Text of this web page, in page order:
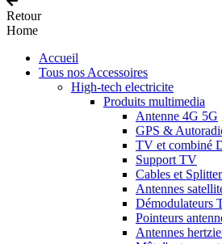
Retour
Home
Accueil
Tous nos Accessoires
High-tech electricite
Produits multimedia
Antenne 4G 5G
GPS &
TV et combiné
Support TV
Cables et
Antennes
Démodulateurs
Pointeurs
Antennes